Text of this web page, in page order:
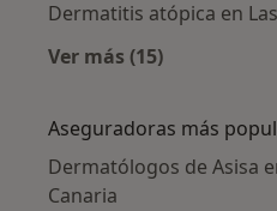
Dermatitis atópica en
Ver más (15)
Aseguradoras más
Dermatólogos de Asisa
Canaria